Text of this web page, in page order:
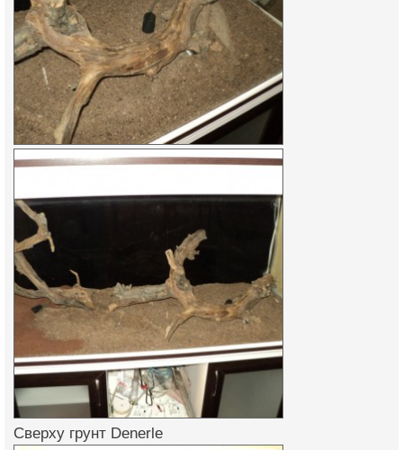
Сверху грунт Denerle